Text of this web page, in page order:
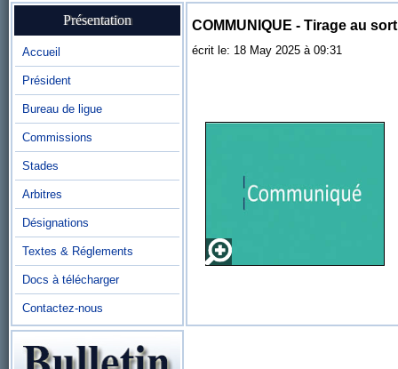
Présentation
Accueil
Président
Bureau de ligue
Commissions
Stades
Arbitres
Désignations
Textes & Réglements
Docs à télécharger
Contactez-nous
COMMUNIQUE - Tirage au
écrit le: 18 May 2025 à 09:31